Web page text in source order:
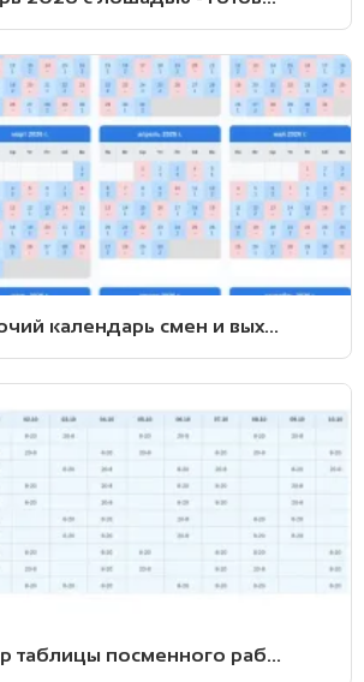
календарь смен и вых...
таблицы посменного раб...